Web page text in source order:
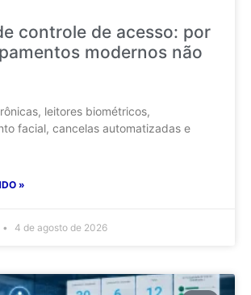
controle de acesso: por
modernos não
leitores biométricos,
facial, cancelas automatizadas e
»
4 de agosto de 2026